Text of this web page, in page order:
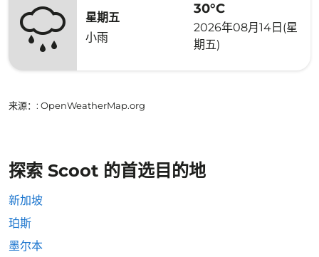
星期五
小雨
30°C
2026年08月14日(星
期五)
来源： : OpenWeatherMap.org
探索 Scoot 的首选目的地
新加坡
珀斯
墨尔本